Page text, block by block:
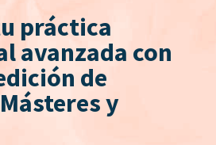
práctica
avanzada con
de
y